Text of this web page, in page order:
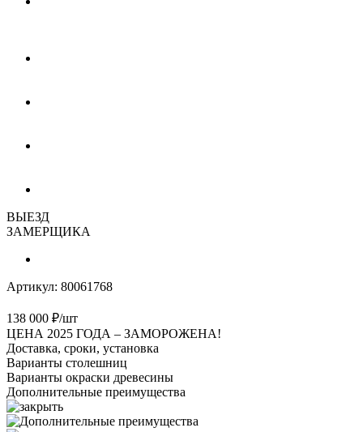
ВЫЕЗД
ЗАМЕРЩИКА
Артикул: 80061768
138 000 ₽/шт
ЦЕНА 2025 ГОДА – ЗАМОРОЖЕНА!
Доставка, сроки, установка
Варианты столешниц
Варианты окраски древесины
Дополнительные преимущества